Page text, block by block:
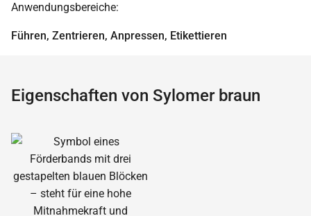
Anwendungsbereiche:
Führen, Zentrieren, Anpressen, Etikettieren
Eigenschaften von Sylomer braun